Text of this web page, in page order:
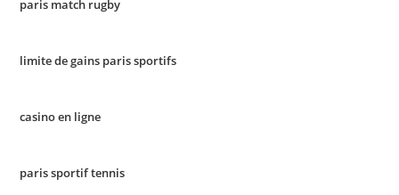
paris match rugby
limite de gains paris sportifs
casino en ligne
paris sportif tennis